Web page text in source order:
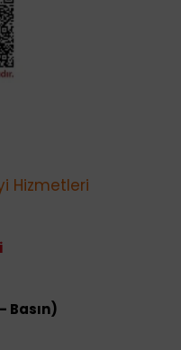
Hizmetleri
Basın)